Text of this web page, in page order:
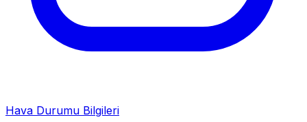
Hava Durumu Bilgileri